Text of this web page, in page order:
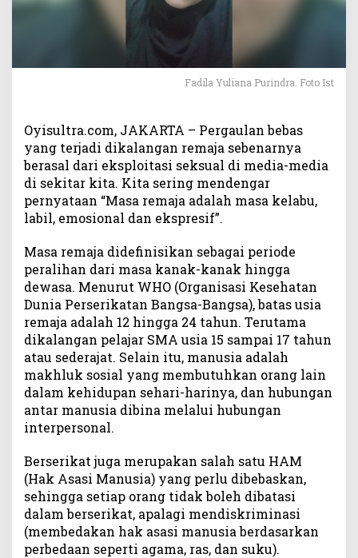
b
i
G
e
n
e
r
s
i
M
i
l
e
n
i
a
l
Fadila Yuliana Purindra. Foto Ist
Oyisultra.com, JAKARTA – Pergaulan bebas
yang terjadi dikalangan remaja sebenarnya
berasal dari eksploitasi seksual di media-media
di sekitar kita. Kita sering mendengar
pernyataan “Masa remaja adalah masa kelabu,
labil, emosional dan ekspresif”.
Masa remaja didefinisikan sebagai periode
peralihan dari masa kanak-kanak hingga
dewasa. Menurut WHO (Organisasi Kesehatan
Dunia Perserikatan Bangsa-Bangsa), batas usia
remaja adalah 12 hingga 24 tahun. Terutama
dikalangan pelajar SMA usia 15 sampai 17 tahun
atau sederajat. Selain itu, manusia adalah
makhluk sosial yang membutuhkan orang lain
dalam kehidupan sehari-harinya, dan hubungan
antar manusia dibina melalui hubungan
interpersonal.
Berserikat juga merupakan salah satu HAM
(Hak Asasi Manusia) yang perlu dibebaskan,
sehingga setiap orang tidak boleh dibatasi
dalam berserikat, apalagi mendiskriminasi
(membedakan hak asasi manusia berdasarkan
perbedaan seperti agama, ras, dan suku).